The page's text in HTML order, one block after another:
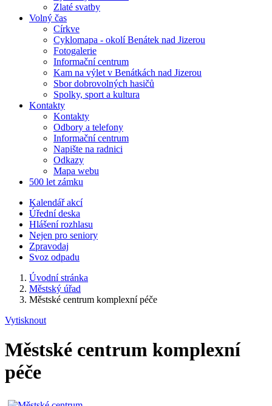
Zlaté svatby
Volný čas
Církve
Cyklomapa - okolí Benátek nad Jizerou
Fotogalerie
Informační centrum
Kam na výlet v Benátkách nad Jizerou
Sbor dobrovolných hasičů
Spolky, sport a kultura
Kontakty
Kontakty
Odbory a telefony
Informační centrum
Napište na radnici
Odkazy
Mapa webu
500 let zámku
Kalendář akcí
Úřední deska
Hlášení rozhlasu
Nejen pro seniory
Zpravodaj
Svoz odpadu
Úvodní stránka
Městský úřad
Městské centrum komplexní péče
Vytisknout
Městské centrum komplexní
péče